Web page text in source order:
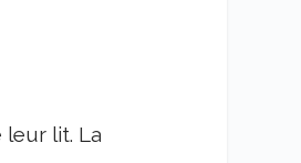
leur lit. La